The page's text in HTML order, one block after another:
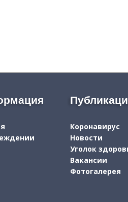
Коронавирус
Новости
Уголок
Вакансии
Фотогалерея